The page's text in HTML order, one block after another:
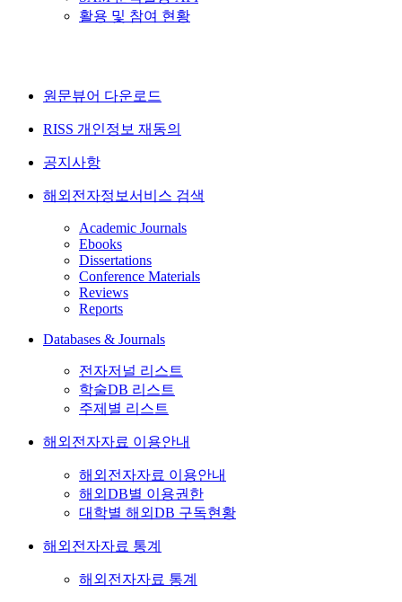
활용 및 참여 현황
원문뷰어 다운로드
RISS 개인정보 재동의
공지사항
해외전자정보서비스 검색
Academic Journals
Ebooks
Dissertations
Conference Materials
Reviews
Reports
Databases & Journals
전자저널 리스트
학술DB 리스트
주제별 리스트
해외전자자료 이용안내
해외전자자료 이용안내
해외DB별 이용권한
대학별 해외DB 구독현황
해외전자자료 통계
해외전자자료 통계